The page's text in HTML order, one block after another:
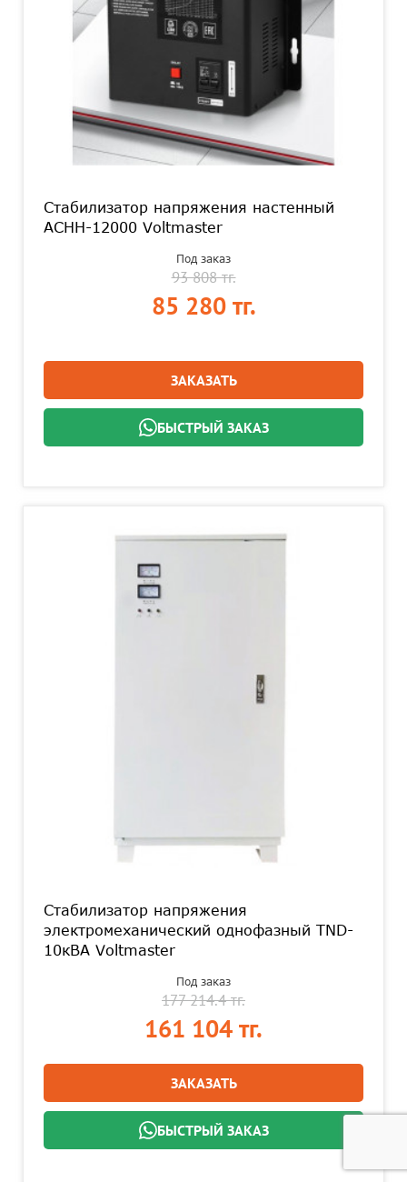
Стабилизатор напряжения настенный
АСНН-12000 Voltmaster
Под заказ
93 808 тг.
85 280 тг.
ЗАКАЗАТЬ
БЫСТРЫЙ ЗАКАЗ
Стабилизатор напряжения
электромеханический однофазный TND-
10кВА Voltmaster
Под заказ
177 214.4 тг.
161 104 тг.
ЗАКАЗАТЬ
БЫСТРЫЙ ЗАКАЗ